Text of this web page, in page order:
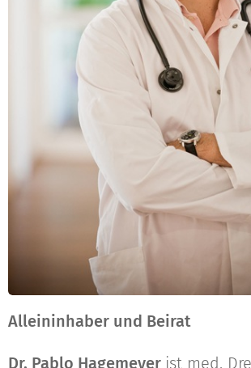
Alleininhaber und Beirat
Dr. Pablo Hagemeyer ist med.